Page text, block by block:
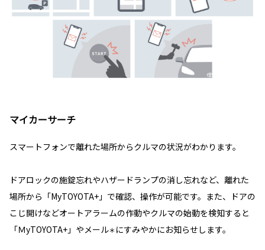
マイカーサーチ
スマートフォンで離れた場所からクルマの状況がわかります。
ドアロックの施錠忘れやハザードランプの消し忘れなど、離れた
場所から「MyTOYOTA+」で確認、操作が可能です。また、ドアの
こじ開けなどオートアラームの作動やクルマの始動を検知すると
「ＭyTOYOTA+」やメール＊にすみやかにお知らせします。